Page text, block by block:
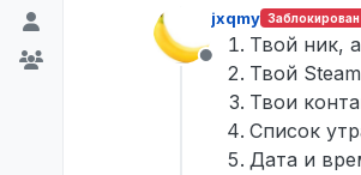
Не в сети
jxqmy Заблокирован
Твой ник,
Твой
Твои
Список
Дата и